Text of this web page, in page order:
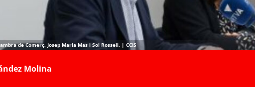
de Comerç, Josep Maria Mas i Sol Rossell. | CCIS
Molina